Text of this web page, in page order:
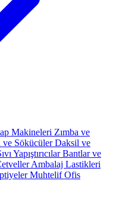
Makineleri Zımba ve
ve SökücülerDaksil ve
YapıştırıcılarBantlar ve
Ambalaj Lastikleri
Muhtelif Ofis